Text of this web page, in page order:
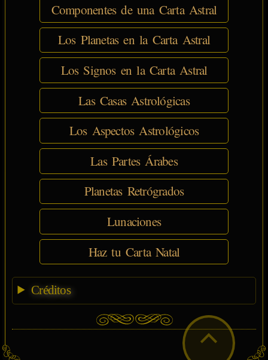
Componentes de una Carta Astral
Los Planetas en la Carta Astral
Los Signos en la Carta Astral
Las Casas Astrológicas
Los Aspectos Astrológicos
Las Partes Árabes
Planetas Retrógrados
Lunaciones
Haz tu Carta Natal
Créditos